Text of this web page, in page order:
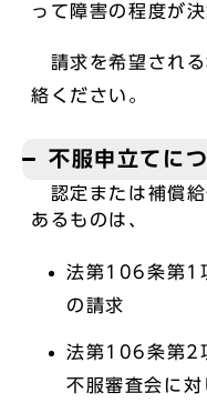
って障害の程度が
請求を希望される
絡ください。
不服申立てに
認定または補償給
あるものは、
法第106条第1
の請求
法第106条第2
不服審査会に対